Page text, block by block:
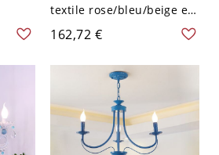
textile rose/bleu/beige et
chaîne réglable - Bleu
Bleu 110 V-120 V
162,72 €